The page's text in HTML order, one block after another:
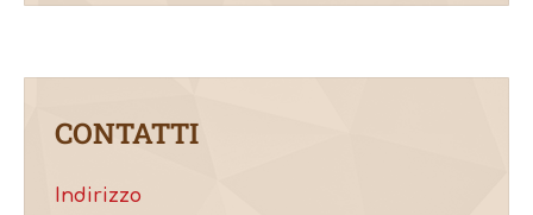
CONTATTI
Indirizzo